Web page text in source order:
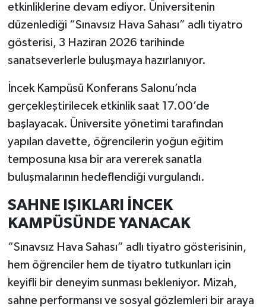
etkinliklerine devam ediyor. Üniversitenin
düzenlediği “Sınavsız Hava Sahası” adlı tiyatro
gösterisi, 3 Haziran 2026 tarihinde
sanatseverlerle buluşmaya hazırlanıyor.
İncek Kampüsü Konferans Salonu’nda
gerçekleştirilecek etkinlik saat 17.00’de
başlayacak. Üniversite yönetimi tarafından
yapılan davette, öğrencilerin yoğun eğitim
temposuna kısa bir ara vererek sanatla
buluşmalarının hedeflendiği vurgulandı.
SAHNE IŞIKLARI İNCEK
KAMPÜSÜNDE YANACAK
“Sınavsız Hava Sahası” adlı tiyatro gösterisinin,
hem öğrenciler hem de tiyatro tutkunları için
keyifli bir deneyim sunması bekleniyor. Mizah,
sahne performansı ve sosyal gözlemleri bir araya